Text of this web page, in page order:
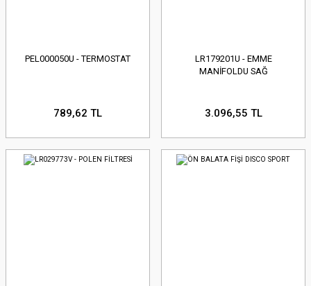
PEL000050U - TERMOSTAT
789,62 TL
LR179201U - EMME
MANİFOLDU SAĞ
3.096,55 TL